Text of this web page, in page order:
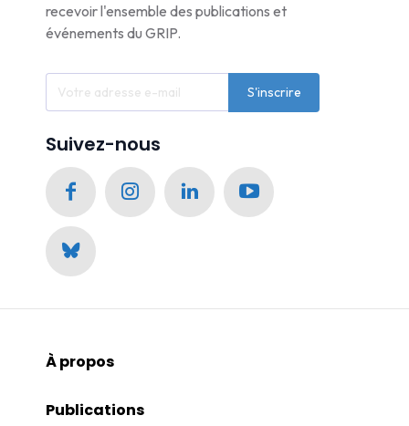
recevoir l'ensemble des publications et
événements du GRIP.
S'inscrire
Suivez-nous
À propos
Publications